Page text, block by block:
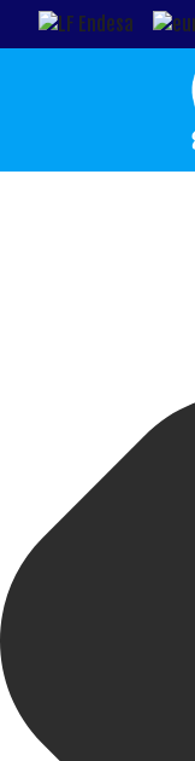
Gestionar el